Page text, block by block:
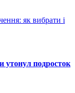
як вибрати і
утонул подросток